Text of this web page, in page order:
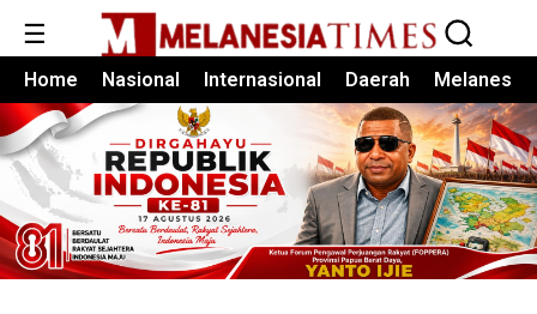
☰
Home Nasional Internasional Daerah Melanesia